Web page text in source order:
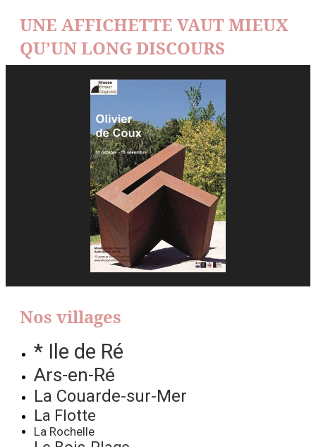
UNE AFFICHETTE VAUT MIEUX
QU’UN LONG DISCOURS
Nos villages
* Ile de Ré
Ars-en-Ré
La Couarde-sur-Mer
La Flotte
La Rochelle